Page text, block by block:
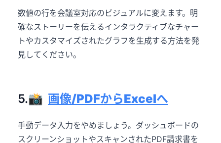
数値の行を会議室対応のビジュアルに変えます。明
確なストーリーを伝えるインタラクティブなチャー
トやカスタマイズされたグラフを生成する方法を発
見してください。
5.📸 画像/PDFからExcelへ
手動データ入力をやめましょう。ダッシュボードの
スクリーンショットやスキャンされたPDF請求書を